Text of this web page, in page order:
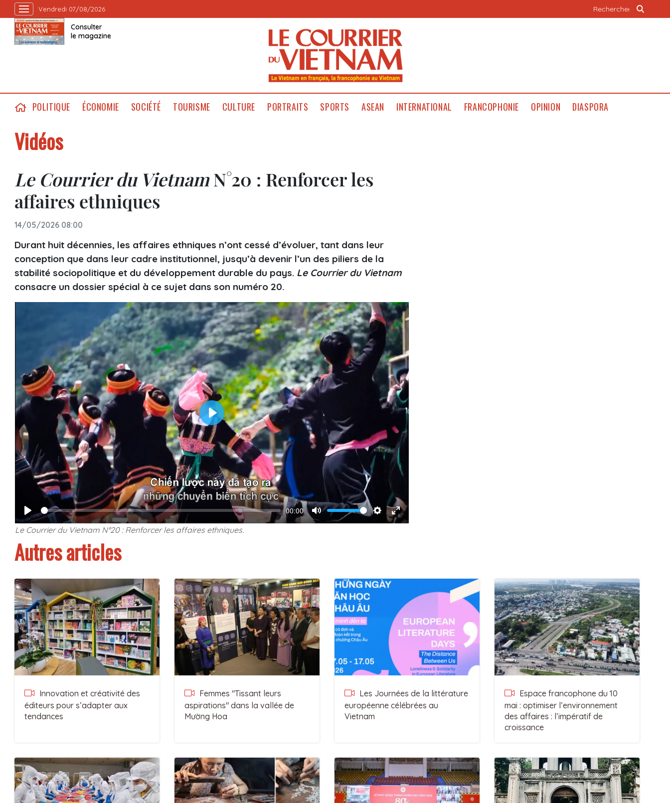
Vendredi 07/08/2026
Consulter
le magazine
POLITIQUE ÉCONOMIE SOCIÉTÉ TOURISME CULTURE PORTRAITS SPORTS ASEAN INTERNATIONAL FRANCOPHONIE OPINION DIASPORA
Vidéos
Le Courrier du VietnamN°20 : Renforcer les
affaires ethniques
14/05/2026 08:00
Durant huit décennies, les affaires ethniques n’ont cessé d’évoluer, tant dans leur
conception que dans leur cadre institutionnel, jusqu’à devenir l’un des piliers de la
stabilité sociopolitique et du développement durable du pays. Le Courrier du Vietnam
consacre un dossier spécial à ce sujet dans son numéro 20.
Play
Play
Seek 00:00
Mute
Volume
Settings
Enter
Le Courrier du Vietnam N°20 : Renforcer les affaires ethniques.
Autres articles
Innovation et créativité des
éditeurs pour s’adapter aux
tendances
Femmes "Tissant leurs
aspirations" dans la vallée de
Mường Hoa
Les Journées de la littérature
européenne célébrées au
Vietnam
Espace francophone du 10
mai : optimiser l’environnement
des affaires : l’impératif de
croissance